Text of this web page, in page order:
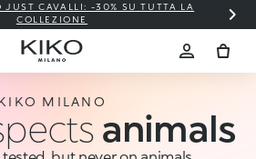
JUST CAVALLI: -30% SU TUTTA LA
COLLEZIONE
MILANO
animals